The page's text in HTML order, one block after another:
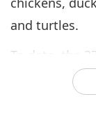
and turtles.
To date, the
encouraged
likewise